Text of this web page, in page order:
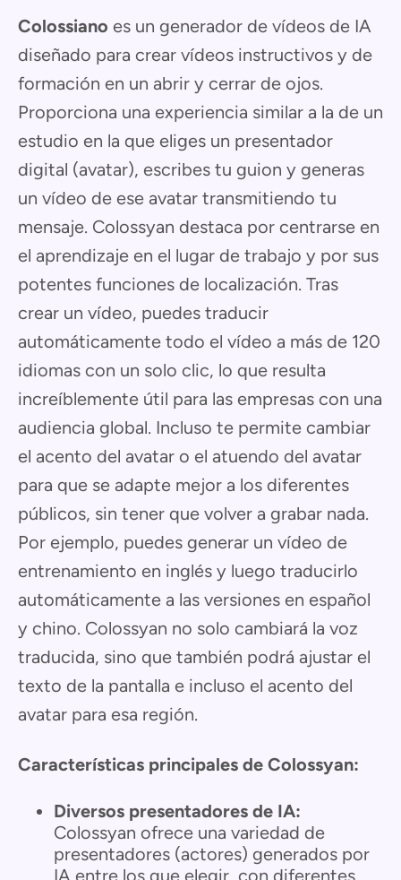
Colossiano es un generador de vídeos de IA
diseñado para crear vídeos instructivos y de
formación en un abrir y cerrar de ojos.
Proporciona una experiencia similar a la de un
estudio en la que eliges un presentador
digital (avatar), escribes tu guion y generas
un vídeo de ese avatar transmitiendo tu
mensaje. Colossyan destaca por centrarse en
el aprendizaje en el lugar de trabajo y por sus
potentes funciones de localización. Tras
crear un vídeo, puedes traducir
automáticamente todo el vídeo a más de 120
idiomas con un solo clic, lo que resulta
increíblemente útil para las empresas con una
audiencia global. Incluso te permite cambiar
el acento del avatar o el atuendo del avatar
para que se adapte mejor a los diferentes
públicos, sin tener que volver a grabar nada.
Por ejemplo, puedes generar un vídeo de
entrenamiento en inglés y luego traducirlo
automáticamente a las versiones en español
y chino. Colossyan no solo cambiará la voz
traducida, sino que también podrá ajustar el
texto de la pantalla e incluso el acento del
avatar para esa región.
Características principales de Colossyan:
Diversos presentadores de IA:
Colossyan ofrece una variedad de
presentadores (actores) generados por
IA entre los que elegir, con diferentes